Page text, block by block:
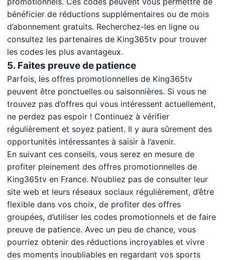
bénéficier de réductions supplémentaires ou de mois
d’abonnement gratuits. Recherchez-les en ligne ou
consultez les partenaires de King365tv pour trouver
les codes les plus avantageux.
5. Faites preuve de patience
Parfois, les offres promotionnelles de King365tv
peuvent être ponctuelles ou saisonnières. Si vous ne
trouvez pas d’offres qui vous intéressent actuellement,
ne perdez pas espoir ! Continuez à vérifier
régulièrement et soyez patient. Il y aura sûrement des
opportunités intéressantes à saisir à l’avenir.
En suivant ces conseils, vous serez en mesure de
profiter pleinement des offres promotionnelles de
King365tv en France. N’oubliez pas de consulter leur
site web et leurs réseaux sociaux régulièrement, d’être
flexible dans vos choix, de profiter des offres
groupées, d’utiliser les codes promotionnels et de faire
preuve de patience. Avec un peu de chance, vous
pourriez obtenir des réductions incroyables et vivre
des moments inoubliables en regardant vos sports